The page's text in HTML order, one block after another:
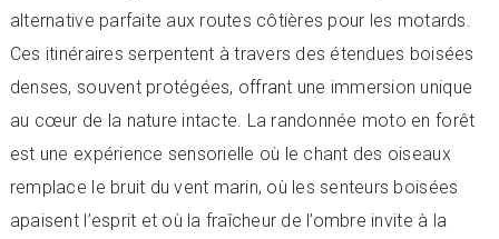
alternative parfaite aux routes côtières pour les motards.
Ces itinéraires serpentent à travers des étendues boisées
denses, souvent protégées, offrant une immersion unique
au cœur de la nature intacte. La randonnée moto en forêt
est une expérience sensorielle où le chant des oiseaux
remplace le bruit du vent marin, où les senteurs boisées
apaisent l’esprit et où la fraîcheur de l’ombre invite à la